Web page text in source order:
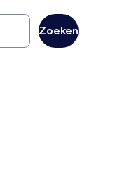
Zoeken